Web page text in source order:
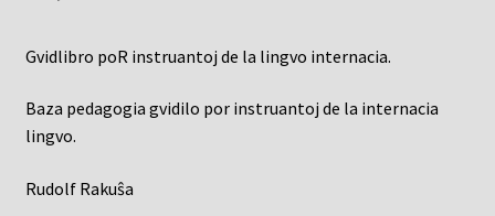
Gvidlibro poR instruantoj de la lingvo internacia.
Baza pedagogia gvidilo por instruantoj de la internacia
lingvo.
Rudolf Rakuŝa